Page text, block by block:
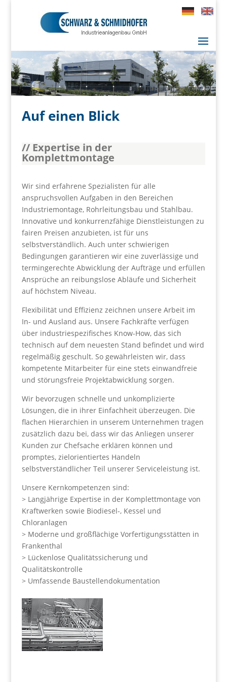
Auf einen Blick
// Expertise in der
Komplettmontage
Wir sind erfahrene Spezialisten für alle
anspruchsvollen Aufgaben in den Bereichen
Industriemontage, Rohrleitungsbau und Stahlbau.
Innovative und konkurrenzfähige Dienstleistungen zu
fairen Preisen anzubieten, ist für uns
selbstverständlich. Auch unter schwierigen
Bedingungen garantieren wir eine zuverlässige und
termingerechte Abwicklung der Aufträge und erfüllen
Ansprüche an reibungslose Abläufe und Sicherheit
auf höchstem Niveau.
Flexibilität und Effizienz zeichnen unsere Arbeit im
In- und Ausland aus. Unsere Fachkräfte verfügen
über industriespezifisches Know-How, das sich
technisch auf dem neuesten Stand befindet und wird
regelmäßig geschult. So gewährleisten wir, dass
kompetente Mitarbeiter für eine stets einwandfreie
und störungsfreie Projektabwicklung sorgen.
Wir bevorzugen schnelle und unkomplizierte
Lösungen, die in ihrer Einfachheit überzeugen. Die
flachen Hierarchien in unserem Unternehmen tragen
zusätzlich dazu bei, dass wir das Anliegen unserer
Kunden zur Chefsache erklären können und
promptes, zielorientiertes Handeln
selbstverständlicher Teil unserer Serviceleistung ist.
Unsere Kernkompetenzen sind:
> Langjährige Expertise in der Komplettmontage von
Kraftwerken sowie Biodiesel-, Kessel und
Chloranlagen
> Moderne und großflächige Vorfertigungsstätten in
Frankenthal
> Lückenlose Qualitätssicherung und
Qualitätskontrolle
> Umfassende Baustellendokumentation